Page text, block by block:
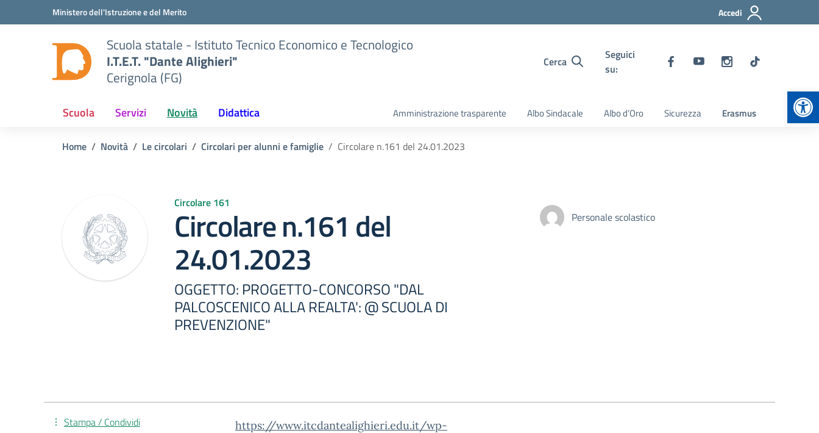
Vai ai contenuti
Vai al menu di navigazioneMinistero dell'Istruzione e del Merito Accedi
Scuola statale - Istituto Tecnico Economico e Tecnologico
I.T.E.T. "Dante Alighieri"
Cerignola (FG)
Cerca
Seguici
su:
Scuola Servizi Novità Didattica Amministrazione trasparente Albo Sindacale Albo d’Oro Sicurezza Erasmus
Home Novità Le circolari Circolari per alunni e famiglie Circolare n.161 del 24.01.2023
Circolare 161
Circolare n.161 del
24.01.2023
OGGETTO: PROGETTO-CONCORSO "DAL
PALCOSCENICO ALLA REALTA': @ SCUOLA DI
PREVENZIONE"
Personale scolastico
https://www.itcdantealighieri.edu.it/wp-
Stampa / Condividi